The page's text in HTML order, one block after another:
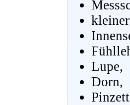
Lupe,
Dorn,